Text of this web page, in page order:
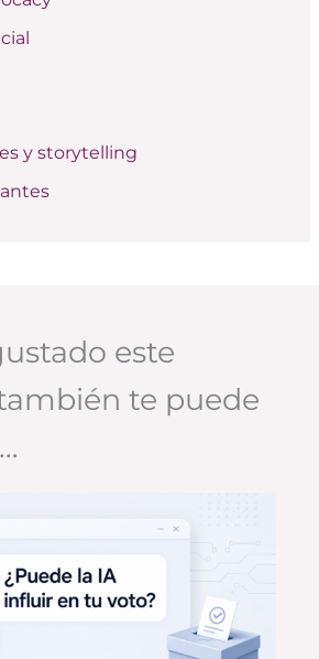
y storytelling
este
te puede